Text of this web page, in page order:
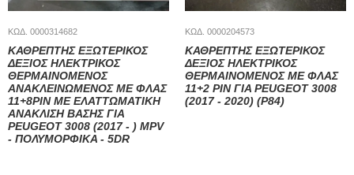
ΚΩΔ. 0000314682
ΚΑΘΡΕΠΤΗΣ ΕΞΩΤΕΡΙΚΟΣ
ΔΕΞΙΟΣ ΗΛΕΚΤΡΙΚΟΣ
ΘΕΡΜΑΙΝΟΜΕΝΟΣ
ΑΝΑΚΛΕΙΝΩΜΕΝΟΣ ΜΕ ΦΛΑΣ
11+8PIN ΜΕ ΕΛΑΤΤΩΜΑΤΙΚΗ
ΑΝΑΚΛΙΣΗ ΒΑΣΗΣ ΓΙΑ
PEUGEOT 3008 (2017 - ) MPV
- ΠΟΛΥΜΟΡΦΙΚΑ - 5DR
ΚΩΔ. 0000204573
ΚΑΘΡΕΠΤΗΣ ΕΞΩΤΕΡΙΚΟΣ
ΔΕΞΙΟΣ ΗΛΕΚΤΡΙΚΟΣ
ΘΕΡΜΑΙΝΟΜΕΝΟΣ ΜΕ ΦΛΑΣ
11+2 PIN ΓΙΑ PEUGEOT 3008
(2017 - 2020) (P84)